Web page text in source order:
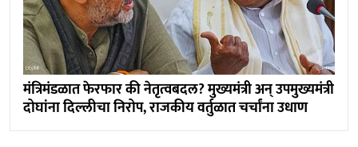
मंत्रिमंडळात फेरफार की नेतृत्वबदल? मुख्यमंत्री अन् उपमुख्यमंत्री
दोघांना दिल्लीचा निरोप, राजकीय वर्तुळात चर्चांना उधाण